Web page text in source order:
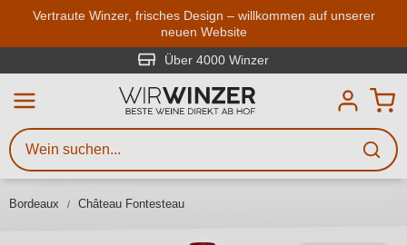
Zum Hauptinhalt springen
Vertraute Winzer, frisches Design – willkommen auf unserer
neuen Website
Über 4000 Winzer
Bordeaux Château Fontesteau
Weinsuche
Mindestens 3 Zeichen eingeben
Beschreiben Sie, welchen Wein
Sie suchen – ob nach Geschmack,